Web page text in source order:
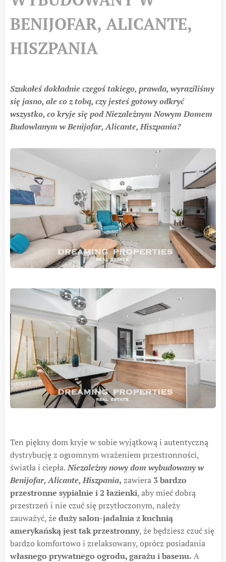
BENIJOFAR, ALICANTE,
HISZPANIA
Szukałeś dokładnie czegoś takiego, prawda, wyraziliśmy
się jasno, ale co z tobą, czy jesteś gotowy odkryć
wszystko, co kryje się pod Niezależnym Nowym Domem
Budowlanym w Benijofar, Alicante, Hiszpania?
Ten piękny dom kryje w sobie wyjątkową i autentyczną
dystrybucję z ogromnym wrażeniem przestronności,
światła i ciepła.Niezależny nowy dom wybudowany w
Benijofar, Alicante, Hiszpania, zawiera 3 bardzo
przestronne sypialnie i 2 łazienki, aby mieć dobrą
przestrzeń i nie czuć się przytłoczonym, należy
zauważyć, żeduży salon-jadalnia z kuchnią
amerykańską jest tak przestronny, że będziesz czuć się
bardzo komfortowo i zrelaksowany, oprócz posiadania
własnego prywatnego ogrodu, garażu i basenu. A